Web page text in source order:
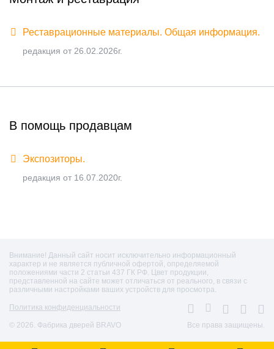
Реставрационные материалы. Общая информация.
редакция от 26.02.2026г.
В помощь продавцам
Экспозиторы.
редакция от 16.07.2020г.
Внимание! Данный сайт носит исключительно информационный
характер и не является публичной офертой, определяемой
положениями части 2 статьи 437 ГК РФ. Цвет продукции,
представленной на сайте может отличаться от реального, в связи с
различными настройками ваших устройств для просмотра.
Политика конфиденциальности
© 2026. Фабрика дверей BRAVO Все права защищены.